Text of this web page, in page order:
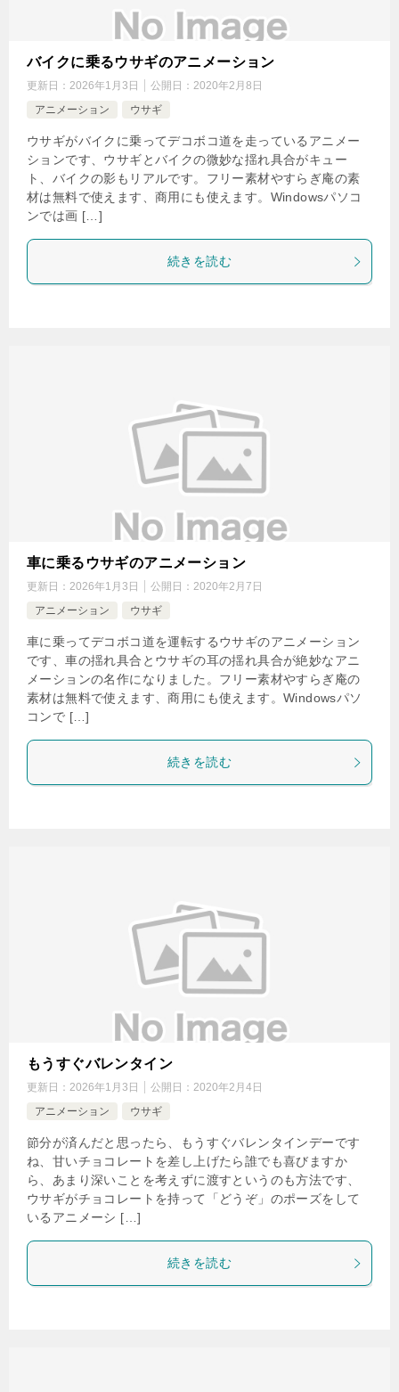
バイクに乗るウサギのアニメーション
更新日： 2026年1月3日 公開日： 2020年2月8日
アニメーション
ウサギ
ウサギがバイクに乗ってデコボコ道を走っているアニメー
ションです、ウサギとバイクの微妙な揺れ具合がキュー
ト、バイクの影もリアルです。フリー素材やすらぎ庵の素
材は無料で使えます、商用にも使えます。Windowsパソコ
ンでは画 […]
続きを読む
車に乗るウサギのアニメーション
更新日： 2026年1月3日 公開日： 2020年2月7日
アニメーション
ウサギ
車に乗ってデコボコ道を運転するウサギのアニメーション
です、車の揺れ具合とウサギの耳の揺れ具合が絶妙なアニ
メーションの名作になりました。フリー素材やすらぎ庵の
素材は無料で使えます、商用にも使えます。Windowsパソ
コンで […]
続きを読む
もうすぐバレンタイン
更新日： 2026年1月3日 公開日： 2020年2月4日
アニメーション
ウサギ
節分が済んだと思ったら、もうすぐバレンタインデーです
ね、甘いチョコレートを差し上げたら誰でも喜びますか
ら、あまり深いことを考えずに渡すというのも方法です、
ウサギがチョコレートを持って「どうぞ」のポーズをして
いるアニメーシ […]
続きを読む